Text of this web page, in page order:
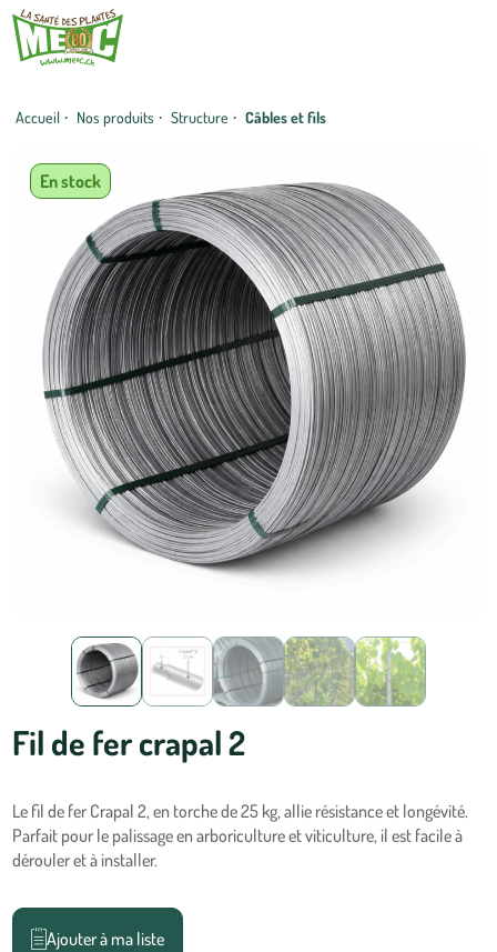
Accueil · Nos produits · Structure · Câbles et fils
En stock
Fil de fer crapal 2
Le fil de fer Crapal 2, en torche de 25 kg, allie résistance et longévité.
Parfait pour le palissage en arboriculture et viticulture, il est facile à
dérouler et à installer.
Ajouter à ma liste